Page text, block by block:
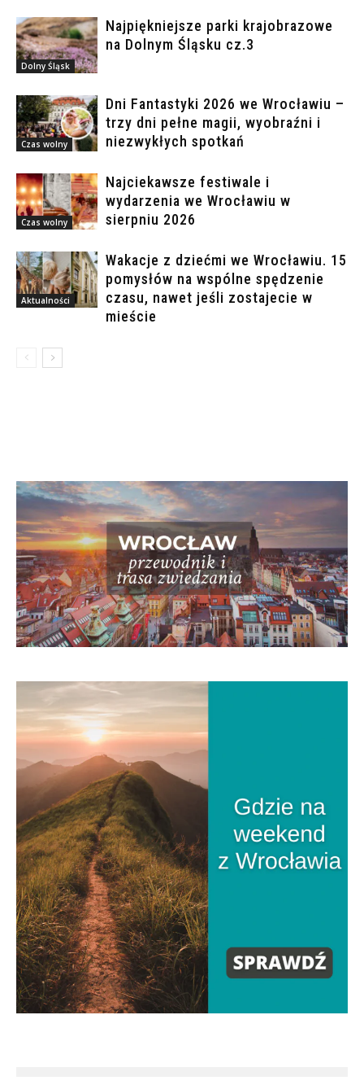
Dolny Śląsk
Najpiękniejsze parki krajobrazowe
na Dolnym Śląsku cz.3
Czas wolny
Dni Fantastyki 2026 we Wrocławiu –
trzy dni pełne magii, wyobraźni i
niezwykłych spotkań
Czas wolny
Najciekawsze festiwale i
wydarzenia we Wrocławiu w
sierpniu 2026
Aktualności
Wakacje z dziećmi we Wrocławiu. 15
pomysłów na wspólne spędzenie
czasu, nawet jeśli zostajecie w
mieście